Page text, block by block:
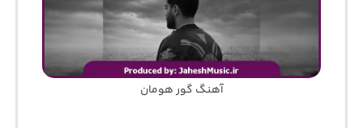
آهنگ گور هومان